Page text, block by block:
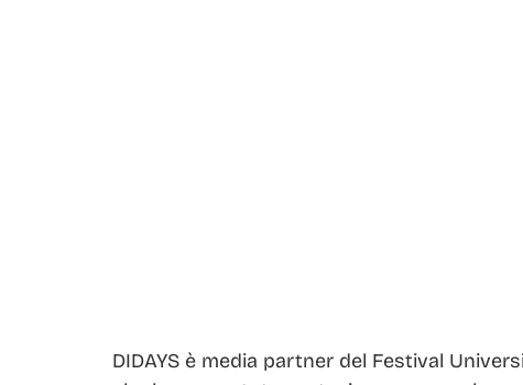
DIDAYS è media partner del Festival